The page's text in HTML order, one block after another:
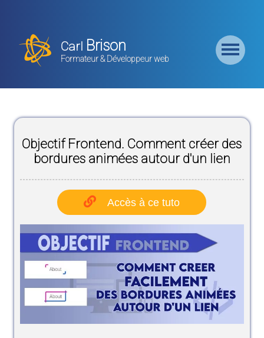
Carl Brison
Formateur & Développeur web
Formation
Backend
Formation
Frontend
Formation
Logiciel
Liste des
Bundles
Objectif Frontend. Comment créer des
bordures animées autour d'un lien
Accès à ce tuto